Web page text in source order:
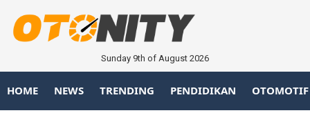
Sunday 9th of August 2026
HOME NEWS TRENDING PENDIDIKAN OTOMOTIF